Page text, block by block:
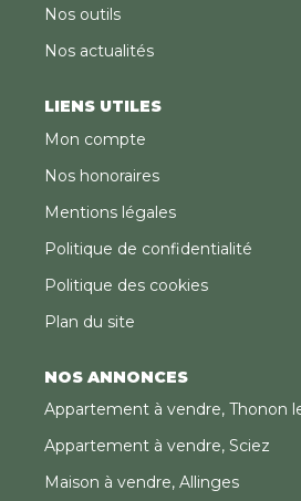
Nos outils
Nos actualités
LIENS UTILES
Mon compte
Nos honoraires
Mentions légales
Politique de confidentialité
Politique des cookies
Plan du site
NOS ANNONCES
Appartement à vendre, Thonon
Appartement à vendre, Sciez
Maison à vendre, Allinges